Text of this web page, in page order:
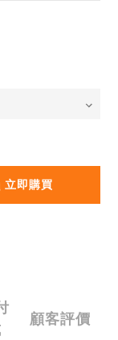
立即購買
顧客評價